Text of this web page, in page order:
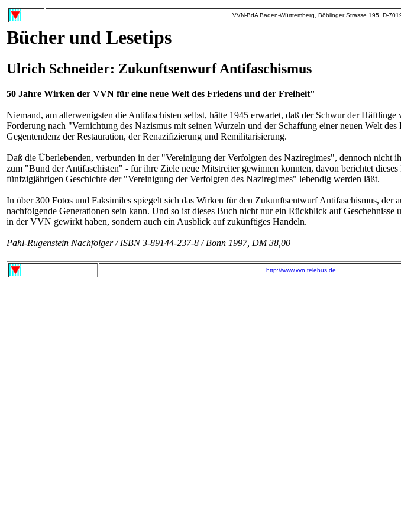
VVN-BdA Baden-Württemberg, Böblinger Strasse 195, D-
Bücher und Lesetips
Ulrich Schneider: Zukunftsenwurf Antifaschismus
50 Jahre Wirken der VVN für eine neue Welt des Friedens und der Freiheit"
Niemand, am allerwenigsten die Antifaschisten selbst, hätte 1945 erwartet, daß der Schwur der
Forderung nach "Vernichtung des Nazismus mit seinen Wurzeln und der Schaffung einer neuen Welt
Gegentendenz der Restauration, der Renazifizierung und Remilitarisierung.
Daß die Überlebenden, verbunden in der "Vereinigung der Verfolgten des Naziregimes", dennoch
zum "Bund der Antifaschisten" - für ihre Ziele neue Mitstreiter gewinnen konnten, davon berichtet
fünfzigjährigen Geschichte der "Vereinigung der Verfolgten des Naziregimes" lebendig werden läßt.
In über 300 Fotos und Faksimiles spiegelt sich das Wirken für den Zukunftsentwurf Antifaschismus,
nachfolgende Generationen sein kann. Und so ist dieses Buch nicht nur ein Rückblick auf
in der VVN gewirkt haben, sondern auch ein Ausblick auf zukünftiges Handeln.
Pahl-Rugenstein Nachfolger / ISBN 3-89144-237-8 / Bonn 1997, DM 38,00
http://www.vvn.telebus.de